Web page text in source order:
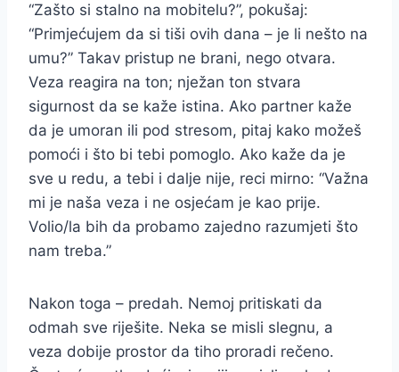
“Zašto si stalno na mobitelu?”, pokušaj:
“Primjećujem da si tiši ovih dana – je li nešto na
umu?” Takav pristup ne brani, nego otvara.
Veza reagira na ton; nježan ton stvara
sigurnost da se kaže istina. Ako partner kaže
da je umoran ili pod stresom, pitaj kako možeš
pomoći i što bi tebi pomoglo. Ako kaže da je
sve u redu, a tebi i dalje nije, reci mirno: “Važna
mi je naša veza i ne osjećam je kao prije.
Volio/la bih da probamo zajedno razumjeti što
nam treba.”
Nakon toga – predah. Nemoj pritiskati da
odmah sve riješite. Neka se misli slegnu, a
veza dobije prostor da tiho proradi rečeno.